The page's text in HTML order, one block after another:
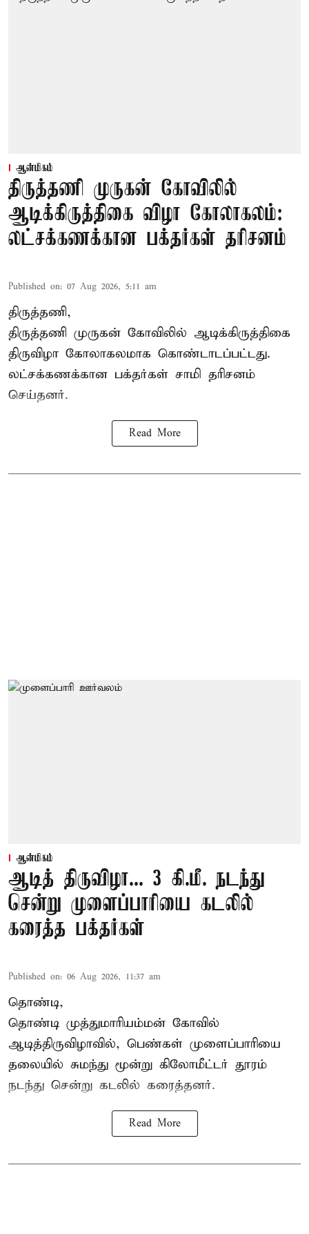
ஆன்மிகம்
திருத்தணி முருகன் கோவிலில்
ஆடிக்கிருத்திகை விழா கோலாகலம்:
லட்சக்கணக்கான பக்தர்கள் தரிசனம்
Published on: 07 Aug 2026, 5:11 am
திருத்தணி,
திருத்தணி முருகன் கோவிலில் ஆடிக்கிருத்திகை
திருவிழா கோலாகலமாக கொண்டாடப்பட்டது.
லட்சக்கணக்கான பக்தர்கள் சாமி தரிசனம்
செய்தனர்.
Read More
ஆன்மிகம்
ஆடித் திருவிழா... 3 கி.மீ. நடந்து
சென்று முளைப்பாரியை கடலில்
கரைத்த பக்தர்கள்
Published on: 06 Aug 2026, 11:37 am
தொண்டி,
தொண்டி முத்துமாரியம்மன் கோவில்
ஆடித்திருவிழாவில், பெண்கள் முளைப்பாரியை
தலையில் சுமந்து மூன்று கிலோமீட்டர் தூரம்
நடந்து சென்று கடலில் கரைத்தனர்.
Read More